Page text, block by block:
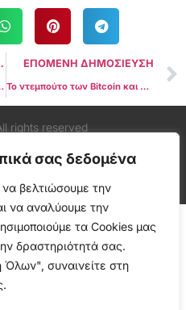
σας δεδομένα
βελτιώσουμε την
να αναλύουμε την
τα Cookies μας
δραστηριότητά σας.
Όλων", συναινείτε στη
ETFs πριν το κλείσιμο του 2024
ΕΠΟΜΕΝΗ ΔΗΜΟΣΙΕΥΣΗ
Το ντεμπούτο των Bitcoin και Ethereum ETFs στο Χονγκ Κονγκ ξεπερνά τα 6,3 εκατομμύρια δολάρια σε αρχικό όγκο συναλλαγών μισής ημέρας
rights reserved